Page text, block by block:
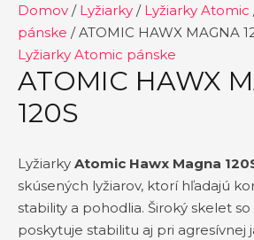
Domov / Lyžiarky / Lyžiarky Atomic
pánske / ATOMIC HAWX MAGNA
Lyžiarky Atomic pánske
ATOMIC HAWX
120S
Lyžiarky Atomic Hawx Magna
skúsených lyžiarov, ktorí hľadajú
stability a pohodlia. Široký skelet
poskytuje stabilitu aj pri agresívnej